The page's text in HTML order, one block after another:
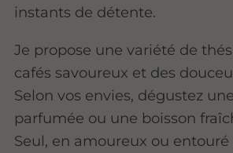
instants de détente.
Je propose une variété de
cafés savoureux et des
Selon vos envies, dégustez
parfumée ou une boisson
Seul, en amoureux ou entouré